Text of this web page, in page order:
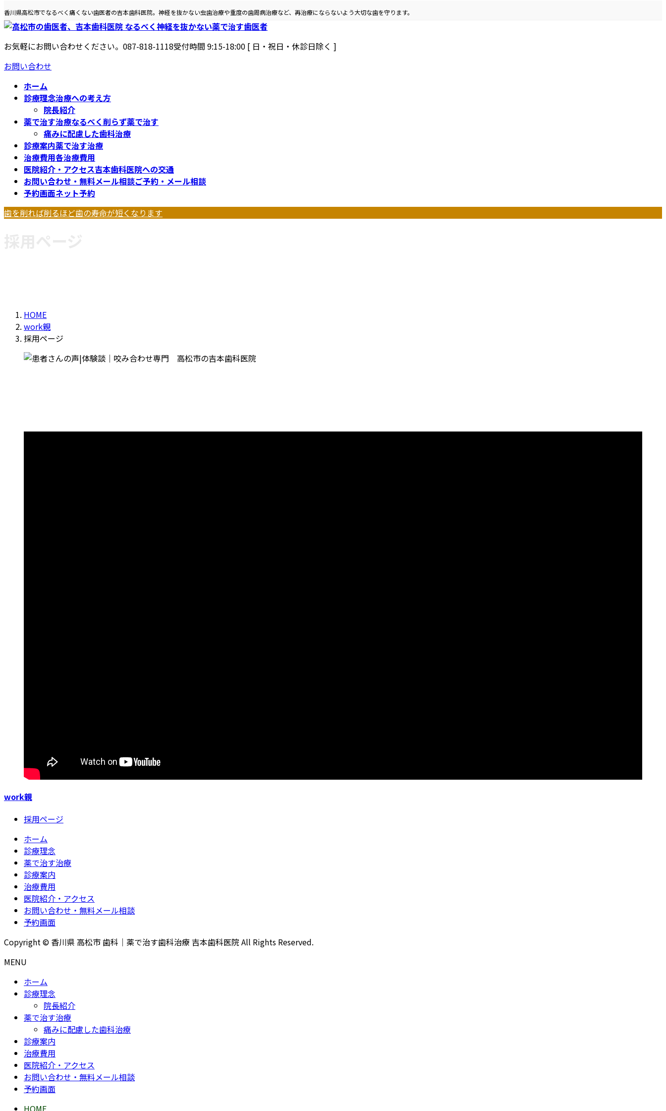
ン
テ
ン
ツ
へ
ビ
ゲ
ー
シ
ョ
香川県高松市でなるべく痛くない歯医者の吉本歯科医院。神経を抜かない虫歯治療や重度の歯周病治療など、再治療にならないよう大切な歯を守ります。
お気軽にお問い合わせください。 087-818-1118受付時間 9:15-18:00 [ 日・祝日・休診日除く ]
お問い合わせ
ホーム
診療理念治療への考え方
院長紹介
薬で治す治療なるべく削らず薬で治す
痛みに配慮した歯科治療
診療案内薬で治す治療
治療費用各治療費用
医院紹介・アクセス吉本歯科医院への交通
お問い合わせ・無料メール相談ご予約・メール相談
予約画面ネット予約
歯を削れば削るほど歯の寿命が短くなります
HOME
work親
採用ページ
work親
採用ページ
ホーム
診療理念
薬で治す治療
診療案内
治療費用
医院紹介・アクセス
お問い合わせ・無料メール相談
予約画面
Copyright © 香川県 高松市 歯科｜薬で治す歯科治療 吉本歯科医院 All Rights Reserved.
MENU
ホーム
診療理念
院長紹介
薬で治す治療
痛みに配慮した歯科治療
診療案内
治療費用
医院紹介・アクセス
お問い合わせ・無料メール相談
予約画面
HOME